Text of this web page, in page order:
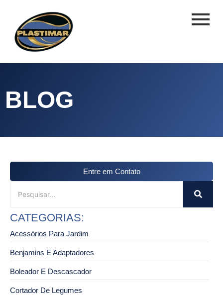
BLOG
Entre em Contato
CATEGORIAS:
Acessórios Para Jardim
Benjamins E Adaptadores
Boleador E Descascador
Cortador De Legumes